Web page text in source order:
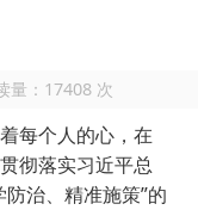
量： 17408 次
每个人的心，在
彻落实习近平总
治、精准施策”的